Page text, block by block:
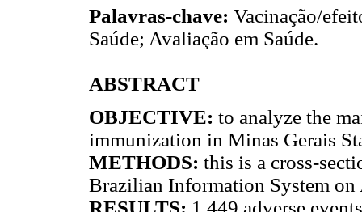
Palavras-chave: Vacinação/
Saúde; Avaliação em Saúde.
ABSTRACT
OBJECTIVE: to analyze the
immunization in Minas Gerais
METHODS: this is a cross-
Brazilian Information System
RESULTS: 1,449 adverse